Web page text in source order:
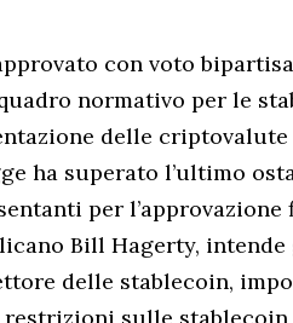
con voto
normativo per le
delle criptovalute
ha superato l’ultimo
per l’approvazione
Bill Hagerty,
delle stablecoin,
sulle